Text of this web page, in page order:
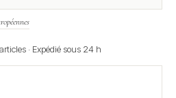
· Expédié sous 24 h